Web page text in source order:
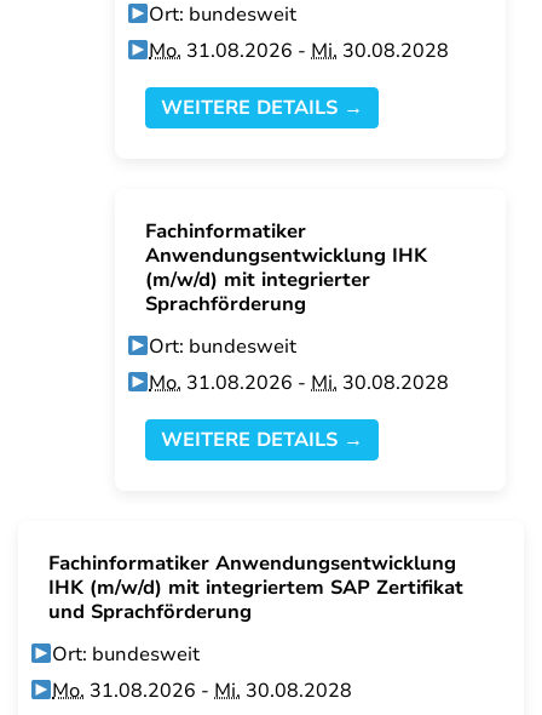
Ort: bundesweit
Mo. 31.08.2026 -Mi. 30.08.2028
WEITERE DETAILS →
Fachinformatiker
Anwendungsentwicklung IHK
(m/w/d) mit integrierter
Sprachförderung
Ort: bundesweit
Mo. 31.08.2026 -Mi. 30.08.2028
WEITERE DETAILS →
Fachinformatiker Anwendungsentwicklung
IHK (m/w/d) mit integriertem SAP Zertifikat
und Sprachförderung
Ort: bundesweit
Mo. 31.08.2026 -Mi. 30.08.2028